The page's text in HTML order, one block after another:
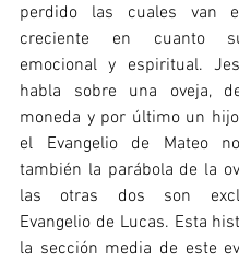
perdido las cuales van
creciente en cuanto
emocional y espiritual.
habla sobre una oveja,
moneda y por último un
el Evangelio de Mateo
también la parábola de la
las otras dos son
Evangelio de Lucas. Esta
la sección media de este